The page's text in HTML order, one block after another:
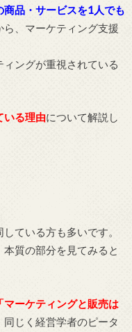
商品・サービスを1人でも
ら、マーケティング支援
ングが重視されている
いる理由について解説し
ている方も多いです。
質の部分を見てみると
「マーケティングと販売は
同じく経営学者のピータ